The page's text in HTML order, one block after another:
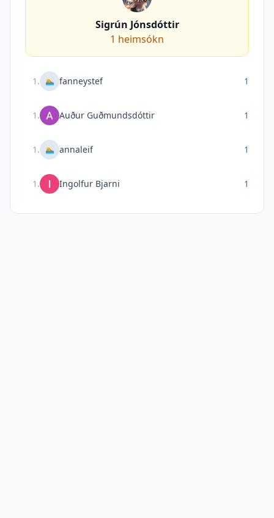
Sigrún Jónsdóttir
1 heimsókn
1 . 🏊 fanneystef 1
1 . Auður Guðmundsdóttir 1
1 . 🏊 annaleif 1
1 . Ingolfur Bjarni 1